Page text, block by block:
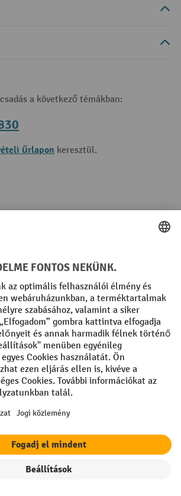
a következő témákban:
űrlapon keresztül.
Creditcard (Visa)
Számla
shipping costsand possible delivery charges,